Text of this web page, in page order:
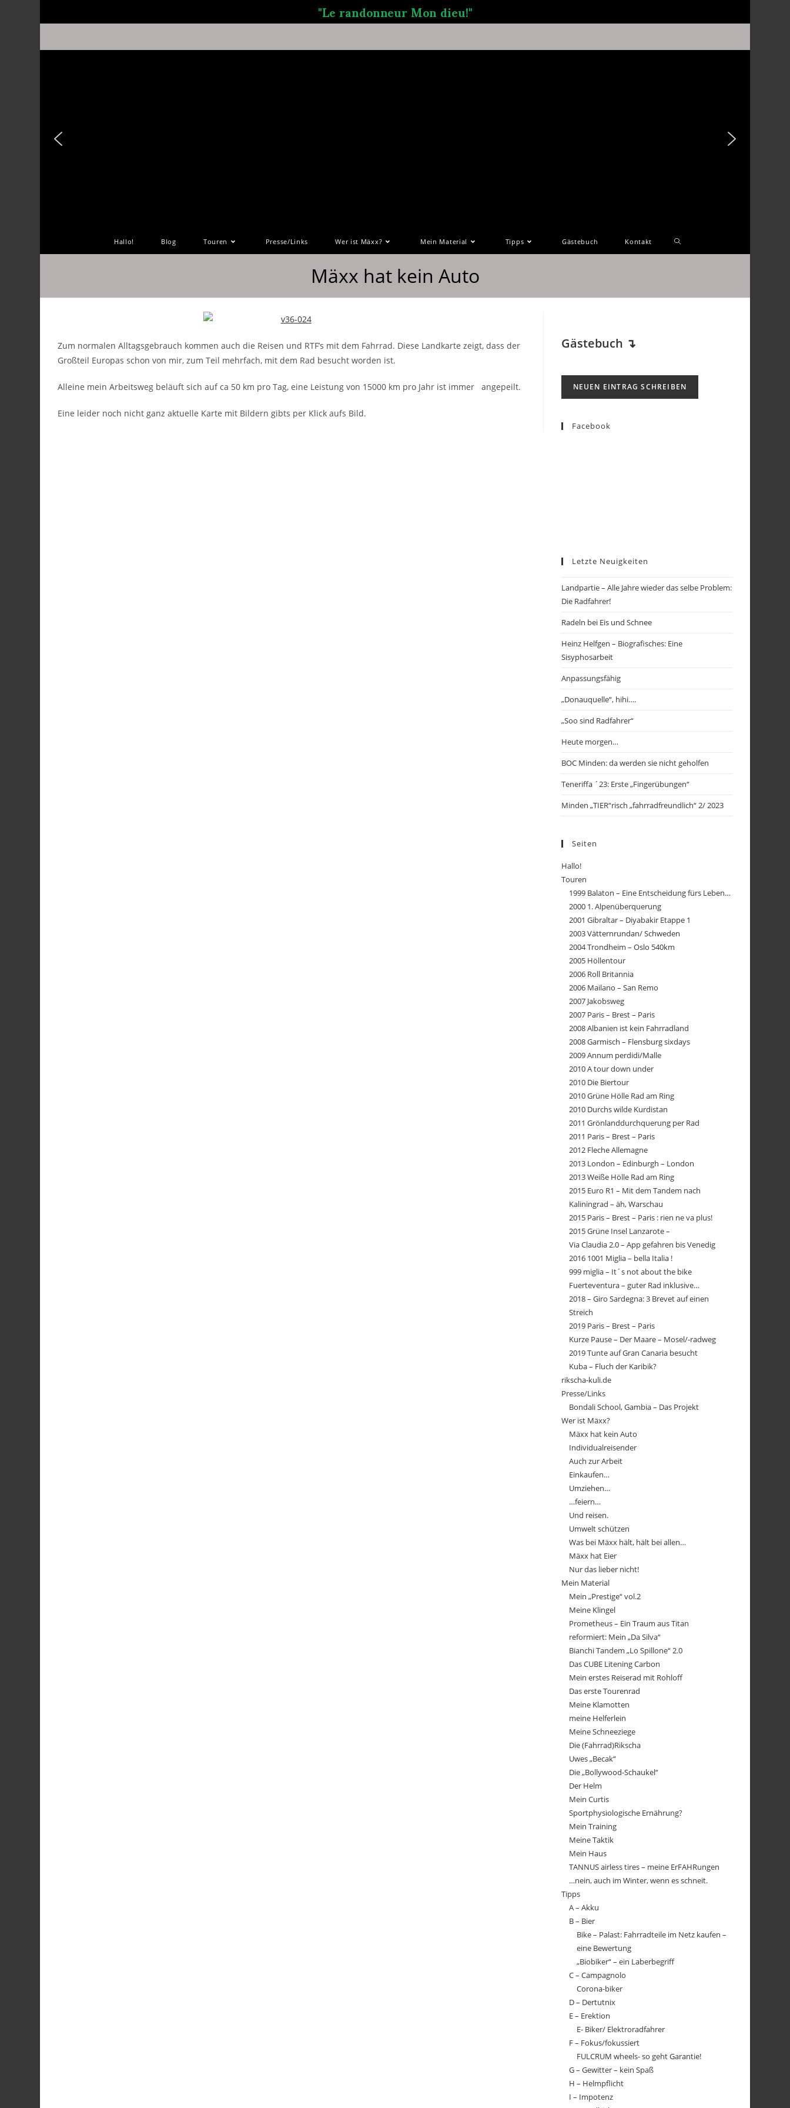
"Le randonneur Mon dieu!"
Hallo! Blog Touren Presse/Links Wer ist Mäxx? Mein Material Tipps Gästebuch Kontakt
Mäxx hat kein Auto
Zum normalen Alltagsgebrauch kommen auch die Reisen und RTF’s mit dem Fahrrad. Diese Landkarte zeigt, dass der
Großteil Europas schon von mir, zum Teil mehrfach, mit dem Rad besucht worden ist.
Alleine mein Arbeitsweg beläuft sich auf ca 50 km pro Tag, eine Leistung von 15000 km pro Jahr ist immer angepeilt.
Eine leider noch nicht ganz aktuelle Karte mit Bildern gibts per Klick aufs Bild.
Gästebuch ↴
Facebook
Letzte Neuigkeiten
Landpartie – Alle Jahre wieder das selbe Problem:
Die Radfahrer!
Radeln bei Eis und Schnee
Heinz Helfgen – Biografisches: Eine
Sisyphosarbeit
Anpassungsfähig
„Donauquelle“, hihi….
„Soo sind Radfahrer“
Heute morgen…
BOC Minden: da werden sie nicht geholfen
Teneriffa ´23: Erste „Fingerübungen“
Minden „TIER“risch „fahrradfreundlich“ 2/ 2023
Seiten
Hallo!
Touren
1999 Balaton – Eine Entscheidung fürs Leben…
2000 1. Alpenüberquerung
2001 Gibraltar – Diyabakir Etappe 1
2003 Vätternrundan/ Schweden
2004 Trondheim – Oslo 540km
2005 Höllentour
2006 Roll Britannia
2006 Mailano – San Remo
2007 Jakobsweg
2007 Paris – Brest – Paris
2008 Albanien ist kein Fahrradland
2008 Garmisch – Flensburg sixdays
2009 Annum perdidi/Malle
2010 A tour down under
2010 Die Biertour
2010 Grüne Hölle Rad am Ring
2010 Durchs wilde Kurdistan
2011 Grönlanddurchquerung per Rad
2011 Paris – Brest – Paris
2012 Fleche Allemagne
2013 London – Edinburgh – London
2013 Weiße Hölle Rad am Ring
2015 Euro R1 – Mit dem Tandem nach
Kaliningrad – äh, Warschau
2015 Paris – Brest – Paris : rien ne va plus!
2015 Grüne Insel Lanzarote –
Via Claudia 2.0 – App gefahren bis Venedig
2016 1001 Miglia – bella Italia !
999 miglia – It´s not about the bike
Fuerteventura – guter Rad inklusive…
2018 – Giro Sardegna: 3 Brevet auf einen
Streich
2019 Paris – Brest – Paris
Kurze Pause – Der Maare – Mosel/-radweg
2019 Tunte auf Gran Canaria besucht
Kuba – Fluch der Karibik?
rikscha-kuli.de
Presse/Links
Bondali School, Gambia – Das Projekt
Wer ist Mäxx?
Mäxx hat kein Auto
Individualreisender
Auch zur Arbeit
Einkaufen…
Umziehen…
…feiern…
Und reisen.
Umwelt schützen
Was bei Mäxx hält, hält bei allen…
Mäxx hat Eier
Nur das lieber nicht!
Mein Material
Mein „Prestige“ vol.2
Meine Klingel
Prometheus – Ein Traum aus Titan
reformiert: Mein „Da Silva“
Bianchi Tandem „Lo Spillone“ 2.0
Das CUBE Litening Carbon
Mein erstes Reiserad mit Rohloff
Das erste Tourenrad
Meine Klamotten
meine Helferlein
Meine Schneeziege
Die (Fahrrad)Rikscha
Uwes „Becak“
Die „Bollywood-Schaukel“
Der Helm
Mein Curtis
Sportphysiologische Ernährung?
Mein Training
Meine Taktik
Mein Haus
TANNUS airless tires – meine ErFAHRungen
…nein, auch im Winter, wenn es schneit.
Tipps
A – Akku
B – Bier
Bike – Palast: Fahrradteile im Netz kaufen –
eine Bewertung
„Biobiker“ – ein Laberbegriff
C – Campagnolo
Corona-biker
D – Dertutnix
E – Erektion
E- Biker/ Elektroradfahrer
F – Fokus/fokussiert
FULCRUM wheels- so geht Garantie!
G – Gewitter – kein Spaß
H – Helmpflicht
I – Impotenz